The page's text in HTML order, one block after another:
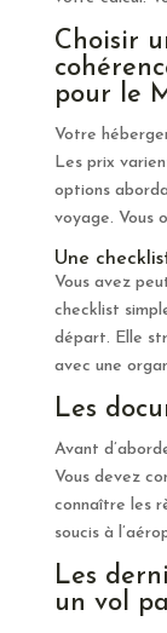
Choisir
pour le
Votre
Les prix
options
voyage. Vous
Une
Vous avez
checklist
départ. Elle
avec une
Les
Avant
Vous devez
connaître les
soucis à
Les
un vol